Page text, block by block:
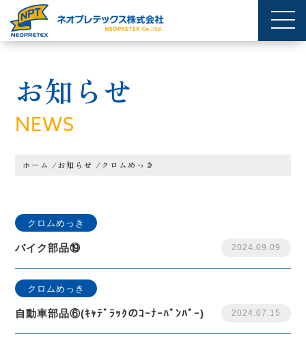
お知らせ
NEWS
ホーム /お知らせ /クロムめっき
クロムめっき
バイク部品⑲ 2024.09.09
クロムめっき
自動車部品⑥(ｷｬﾃﾞﾗｯｸのｺｰﾅｰﾊﾞﾝﾊﾟｰ) 2024.07.15